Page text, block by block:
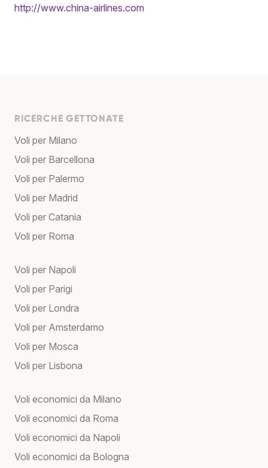
http://www.china-airlines.com
RICERCHE GETTONATE
Voli per Milano
Voli per Barcellona
Voli per Palermo
Voli per Madrid
Voli per Catania
Voli per Roma
Voli per Napoli
Voli per Parigi
Voli per Londra
Voli per Amsterdamo
Voli per Mosca
Voli per Lisbona
Voli economici da Milano
Voli economici da Roma
Voli economici da Napoli
Voli economici da Bologna